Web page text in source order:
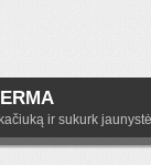
ir sukurk